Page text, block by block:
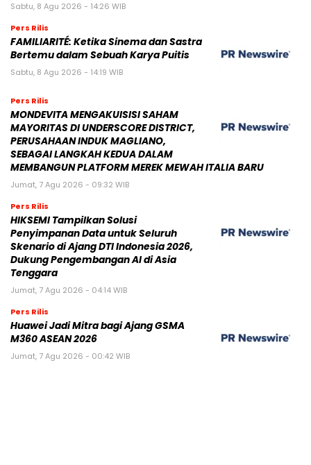
Sabtu, 8 Agu 2026 - 14:26 WIB
Pers Rilis
FAMILIARITÉ: Ketika Sinema dan Sastra
Bertemu dalam Sebuah Karya Puitis
Sabtu, 8 Agu 2026 - 14:19 WIB
Pers Rilis
MONDEVITA MENGAKUISISI SAHAM
MAYORITAS DI UNDERSCORE DISTRICT,
PERUSAHAAN INDUK MAGLIANO,
SEBAGAI LANGKAH KEDUA DALAM
MEMBANGUN PLATFORM MEREK MEWAH ITALIA BARU
Jumat, 7 Agu 2026 - 09:32 WIB
Pers Rilis
HIKSEMI Tampilkan Solusi
Penyimpanan Data untuk Seluruh
Skenario di Ajang DTI Indonesia 2026,
Dukung Pengembangan AI di Asia
Tenggara
Jumat, 7 Agu 2026 - 04:14 WIB
Pers Rilis
Huawei Jadi Mitra bagi Ajang GSMA
M360 ASEAN 2026
Jumat, 7 Agu 2026 - 00:42 WIB